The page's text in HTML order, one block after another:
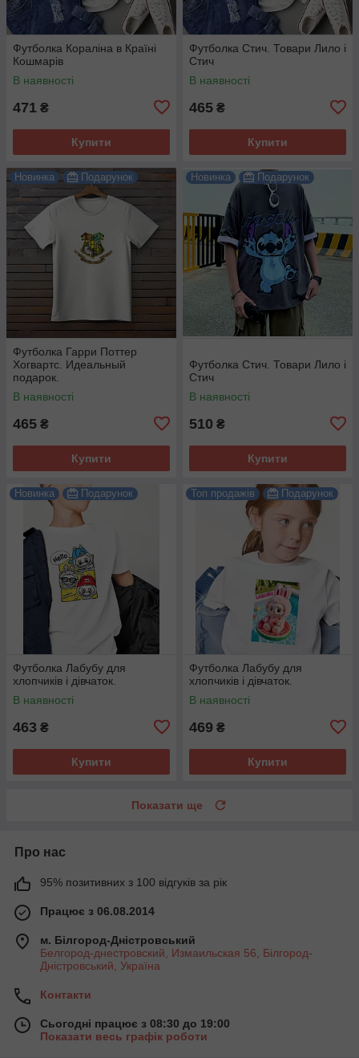
Футболка Кораліна в Країні
Кошмарів
В наявності
471 ₴
Купити
Футболка Стич. Товари Лило і
Стич
В наявності
465 ₴
Купити
Новинка Подарунок
Футболка Гарри Поттер
Хогвартс. Идеальный
подарок.
В наявності
465 ₴
Купити
Новинка Подарунок
Футболка Стич. Товари Лило і
Стич
В наявності
510 ₴
Купити
Новинка Подарунок
Футболка Лабубу для
хлопчиків і дівчаток.
В наявності
463 ₴
Купити
Топ продажів Подарунок
Футболка Лабубу для
хлопчиків і дівчаток.
В наявності
469 ₴
Купити
Показати ще
Про нас
95% позитивних з 100 відгуків за рік
Працює з 06.08.2014
м. Білгород-Дністровський
Белгород-днестровский, Измаильская 56, Білгород-
Дністровський, Україна
Контакти
Сьогодні працює з 08:30 до 19:00
Показати весь графік роботи